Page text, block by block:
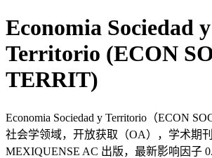
Economia Sociedad y
Territorio (ECON
TERRIT)
Economia Sociedad y Territorio（ECON
社会学领域，开放获取（OA），学术期
MEXIQUENSE AC 出版，最新影响因子